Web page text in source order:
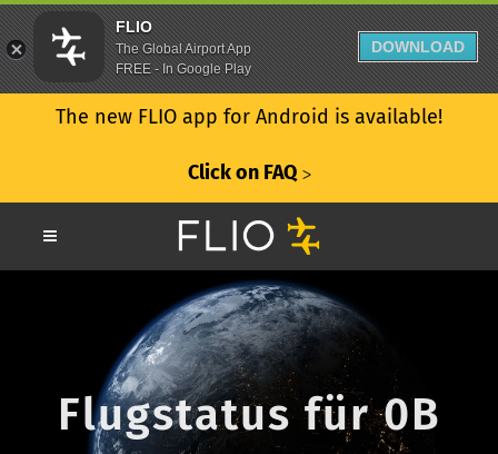
The new FLIO app for Android is available!
Click on FAQ ᐳ
Flugstatus für 0B
FLIO
The Global Airport App
FREE - In Google Play
DOWNLOAD